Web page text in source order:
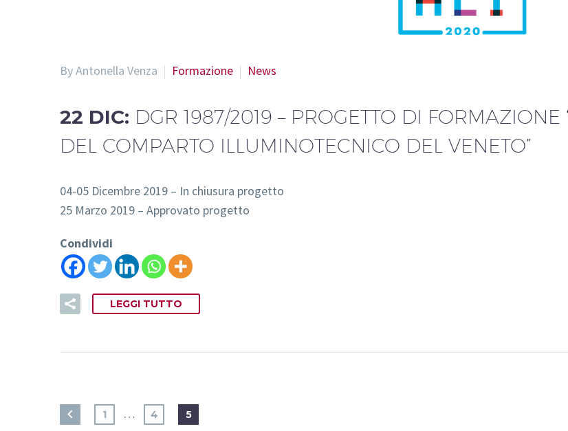
By Antonella Venza Formazione News
22 DIC: DGR 1987/2019 – PROGETTO DI FORMAZIONE
DEL COMPARTO ILLUMINOTECNICO DEL VENETO”
04-05 Dicembre 2019 – In chiusura progetto
25 Marzo 2019 – Approvato progetto
Condividi
LEGGI TUTTO
1 … 4 5